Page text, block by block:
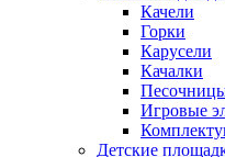
Качели
Горки
Карусели
Качалки
Игровые
Детские